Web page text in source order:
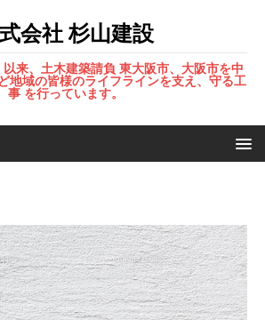
会社 杉山建設
来、土木建築請負 東大阪市、大阪市を中
地域の皆様のライフラインを支え、守る工
事 を行っています。